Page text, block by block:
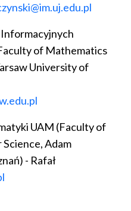
of Mathematics
University of
UAM (Faculty of
Adam
- Rafał